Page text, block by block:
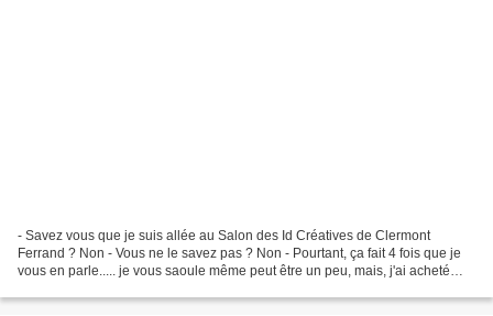
- Savez vous que je suis allée au Salon des Id Créatives de Clermont
Ferrand ? Non - Vous ne le savez pas ? Non - Pourtant, ça fait 4 fois que je
vous en parle..... je vous saoule même peut être un peu, mais, j'ai acheté